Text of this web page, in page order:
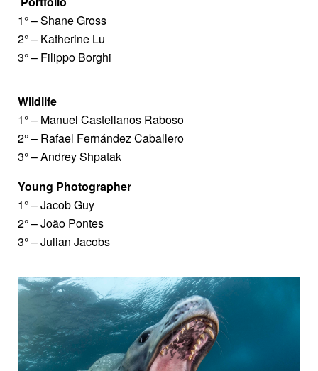
1° – Shane Gross
2° – Katherine Lu
3° – Filippo Borghi
Wildlife
1° – Manuel Castellanos Raboso
2° – Rafael Fernández Caballero
3° – Andrey Shpatak
Young Photographer
1° – Jacob Guy
2° – João Pontes
3° – Julian Jacobs